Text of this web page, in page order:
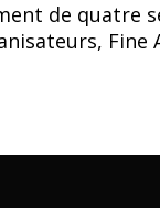
de quatre
Fine